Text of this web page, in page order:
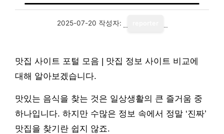
2025-07-20 작성자:
맛집 사이트 포털 모음 | 맛집 정보 사이트 비교에
대해 알아보겠습니다.
맛있는 음식을 찾는 것은 일상생활의 큰 즐거움 중
하나입니다. 하지만 수많은 정보 속에서 정말 ‘진짜’
맛집을 찾기란 쉽지 않죠.